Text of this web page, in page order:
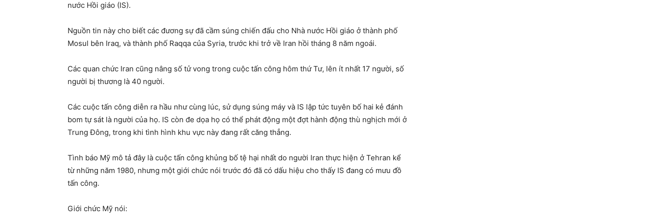
nước Hồi giáo (IS).
Nguồn tin này cho biết các đương sự đã cầm súng chiến đấu cho Nhà nước Hồi giáo ở thành phố
Mosul bên Iraq, và thành phố Raqqa của Syria, trước khi trở về Iran hồi tháng 8 năm ngoái.
Các quan chức Iran cũng nâng số tử vong trong cuộc tấn công hôm thứ Tư, lên ít nhất 17 người, số
người bị thương là 40 người.
Các cuộc tấn công diễn ra hầu như cùng lúc, sử dụng súng máy và IS lập tức tuyên bố hai kẻ đánh
bom tự sát là người của họ. IS còn đe dọa họ có thể phát động một đợt hành động thù nghịch mới ở
Trung Đông, trong khi tình hình khu vực này đang rất căng thẳng.
Tình báo Mỹ mô tả đây là cuộc tấn công khủng bố tệ hại nhất do người Iran thực hiện ở Tehran kể
từ những năm 1980, nhưng một giới chức nói trước đó đã có dấu hiệu cho thấy IS đang có mưu đồ
tấn công.
Giới chức Mỹ nói: